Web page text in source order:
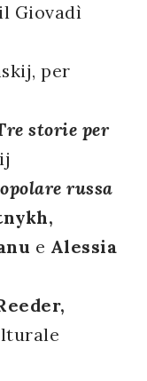
Giovadì
per
storie per
russa
e Alessia